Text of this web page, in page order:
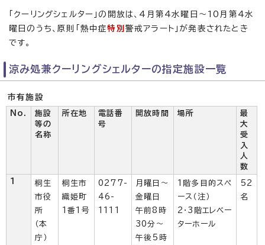
「クーリングシェルター」の開放は、4月第4水曜日〜10月第4水
曜日のうち、原則「熱中症特別 警戒アラート」が発表されたとき
です。
涼み処兼クーリングシェルターの指定施設一覧
市有施設
No.
施設
等の
名称
所在地
電話番
号
開放時間 場所
最
大
受
入
人
数
1
桐生
市役
所
（本
庁）
桐生市
織姫町
1番1号
0277-
46-
1111
月曜日～
金曜日
午前8時
30分～
午後5時
1階多目的スペ
ース（注）
2・3階エレベー
ターホール
52
名